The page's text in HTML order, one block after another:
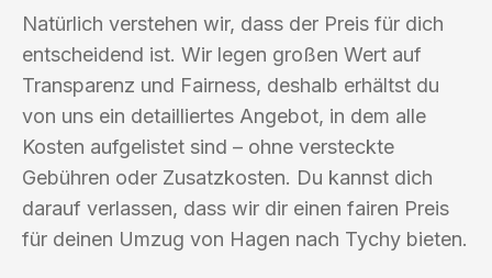
Natürlich verstehen wir, dass der Preis für dich
entscheidend ist. Wir legen großen Wert auf
Transparenz und Fairness, deshalb erhältst du
von uns ein detailliertes Angebot, in dem alle
Kosten aufgelistet sind – ohne versteckte
Gebühren oder Zusatzkosten. Du kannst dich
darauf verlassen, dass wir dir einen fairen Preis
für deinen Umzug von Hagen nach Tychy bieten.